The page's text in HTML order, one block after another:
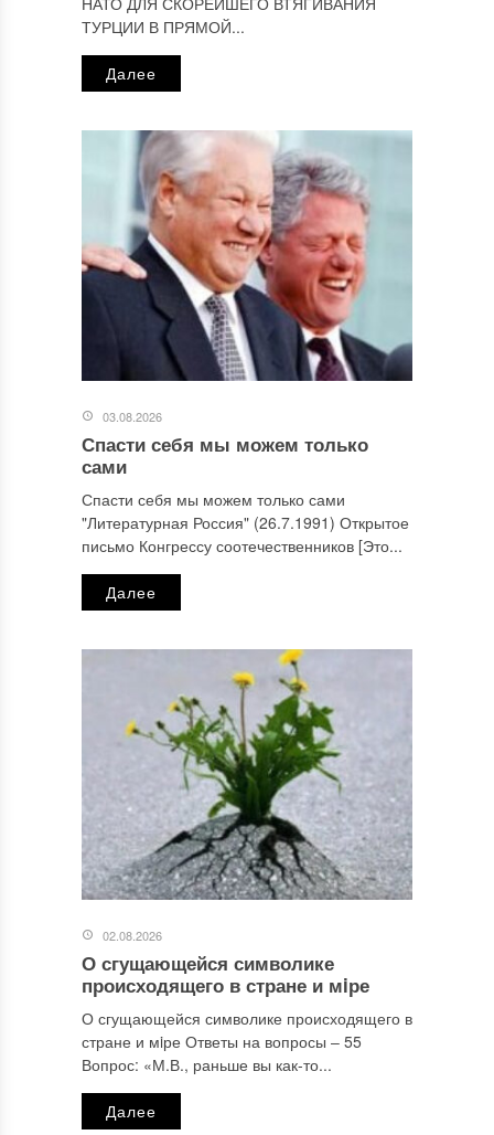
ТУРЦИИ В ПРЯМОЙ...
Далее
03.08.2026
Спасти себя мы можем только
сами
Спасти себя мы можем только сами
"Литературная Россия" (26.7.1991) Открытое
письмо Конгрессу соотечественников [Это...
Далее
02.08.2026
О сгущающейся символике
происходящего в стране и мiре
О сгущающейся символике происходящего в
стране и мiре Ответы на вопросы ‒ 55
Вопрос: «М.В., раньше вы как-то...
Далее